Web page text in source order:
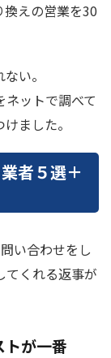
換えの営業を30
い。
ネットで調べて
ました。
者５選＋
い合わせをし
てくれる返事が
トが一番